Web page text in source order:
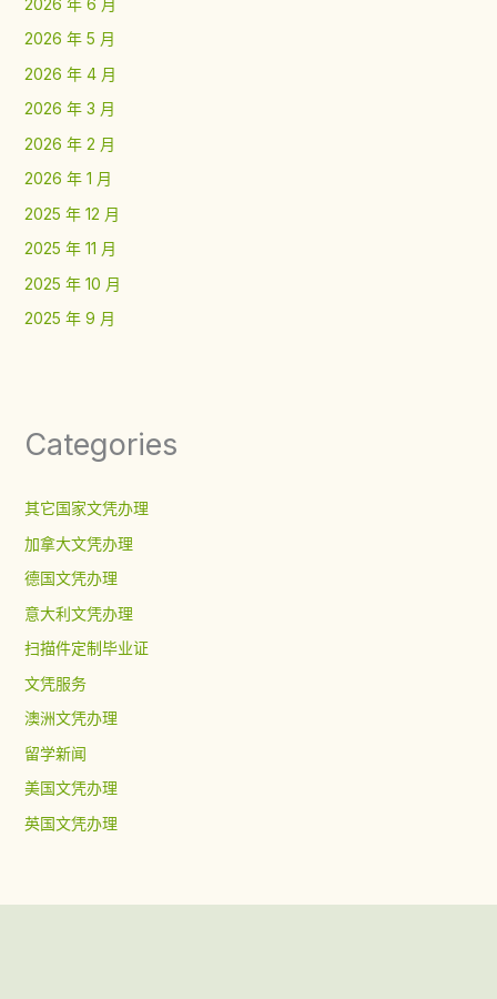
2026 年 5 月
2026 年 4 月
2026 年 3 月
2026 年 2 月
2026 年 1 月
2025 年 12 月
2025 年 11 月
2025 年 10 月
2025 年 9 月
Categories
其它国家文凭办理
加拿大文凭办理
德国文凭办理
意大利文凭办理
扫描件定制毕业证
文凭服务
澳洲文凭办理
留学新闻
美国文凭办理
英国文凭办理